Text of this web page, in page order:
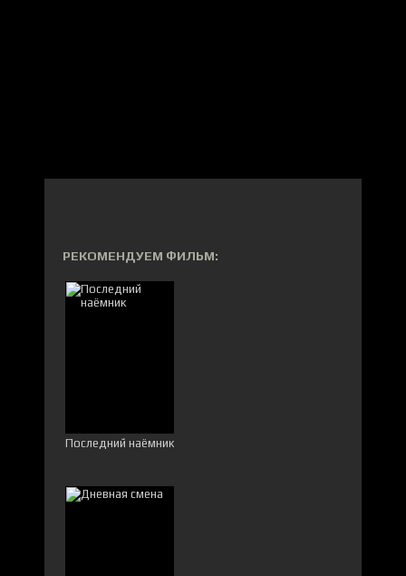
РЕКОМЕНДУЕМ ФИЛЬМ:
Последний наёмник